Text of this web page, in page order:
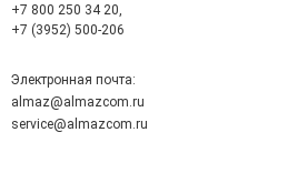
+7 800 250 34 20,
+7 (3952) 500-206
Электронная почта:
almaz@almazcom.ru
service@almazcom.ru